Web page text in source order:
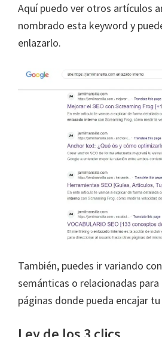
Aquí puedo ver otros artículos
nombrado esta keyword y
enlazarlo.
También, puedes ir variando
semánticas o relacionadas
páginas donde pueda encajar tu